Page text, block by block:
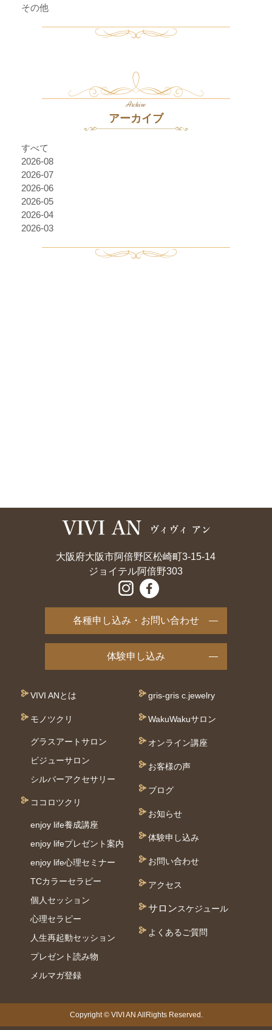
その他
Archive
アーカイブ
すべて
2026-08
2026-07
2026-06
2026-05
2026-04
2026-03
大阪府大阪市阿倍野区松崎町3-15-14
ジョイテル阿倍野303
各種申し込み・お問い合わせ
体験申し込み
VIVI ANとは
モノツクリ
グラスアートサロン
ビジューサロン
シルバーアクセサリー
ココロツクリ
enjoy life養成講座
enjoy lifeプレゼント案内
enjoy life心理セミナー
TCカラーセラピー
個⼈セッション
⼼理セラピー
人生再起動セッション
プレゼント読み物
メルマガ登録
gris-gris c.jewelry
WakuWakuサロン
オンライン講座
お客様の声
ブログ
お知らせ
体験申し込み
お問い合わせ
アクセス
サロンスケジュール
よくあるご質問
Copyright © VIVI AN AllRights Reserved.